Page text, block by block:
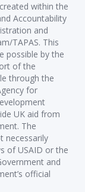
within the
Accountability
and
TAPAS. This
possible by the
of the
through the
for
UK aid from
The
necessarily
of USAID or the
and
official